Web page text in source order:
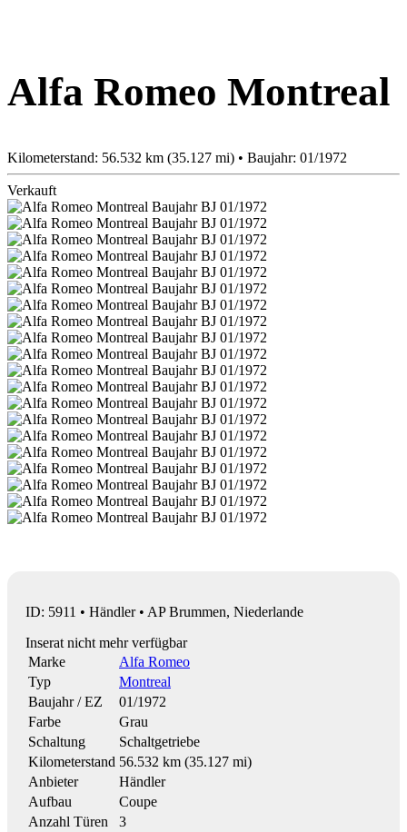
Alfa Romeo Montreal
Kilometerstand: 56.532 km (35.127 mi) • Baujahr: 01/1972
Verkauft
ID: 5911 • Händler • AP Brummen, Niederlande
Inserat nicht mehr verfügbar
Marke
Alfa Romeo
Typ
Montreal
Baujahr / EZ
01/1972
Farbe
Grau
Schaltung
Schaltgetriebe
Kilometerstand 56.532 km (35.127 mi)
Anbieter
Händler
Aufbau
Coupe
Anzahl Türen
3